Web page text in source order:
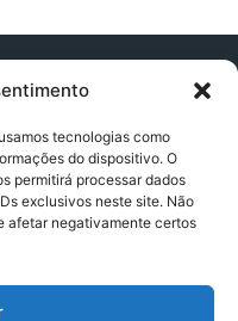
tecnologias como
do dispositivo. O
permitirá processar dados
exclusivos neste site. Não
afetar negativamente certos